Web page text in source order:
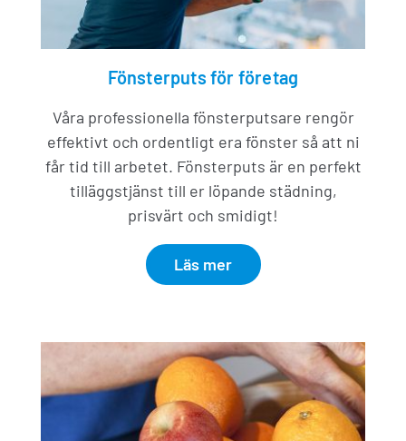
Fönsterputs för företag
Våra professionella fönsterputsare rengör
effektivt och ordentligt era fönster så att ni
får tid till arbetet. Fönsterputs är en perfekt
tilläggstjänst till er löpande städning,
prisvärt och smidigt!
Läs mer